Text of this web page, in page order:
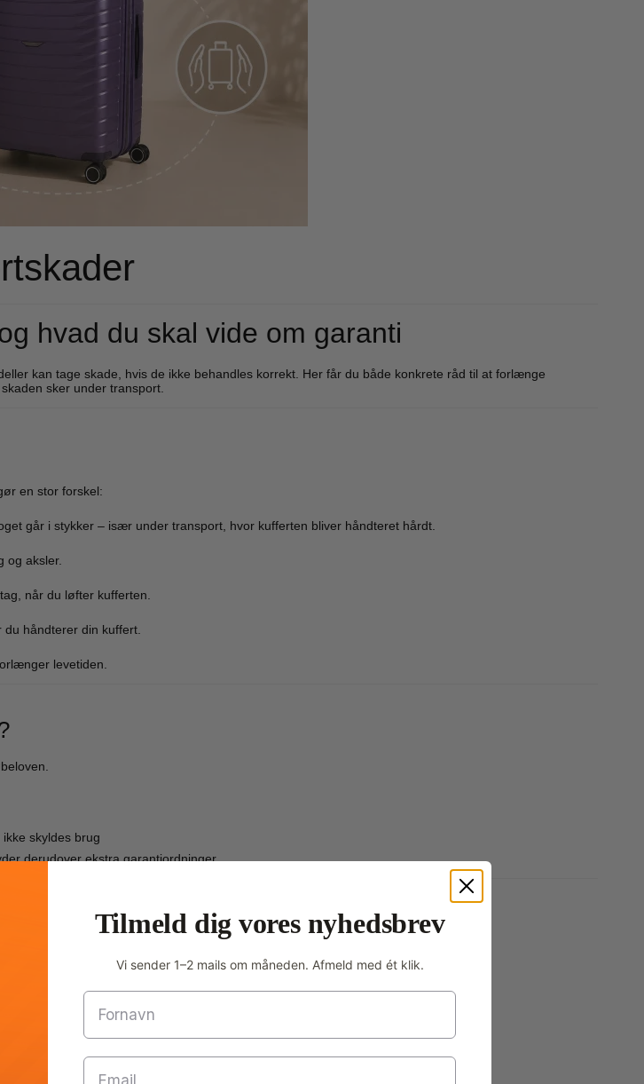
Epic
Epic kufferter
Epic tilbehør
Samsonite
hvad du skal vide om garanti
kan tage skade, hvis de ikke behandles korrekt. Her får du både konkrete råd til at forlænge
sker under transport.
en stor forskel:
går i stykker – især under transport, hvor kufferten bliver håndteret hårdt.
og aksler.
når du løfter kufferten.
håndterer din kuffert.
levetiden.
skyldes brug
derudover ekstra garantiordninger.
Tilmeld dig vores nyhedsbrev
Vi sender 1–2 mails om måneden. Afmeld med ét klik.
Fornavn
Email